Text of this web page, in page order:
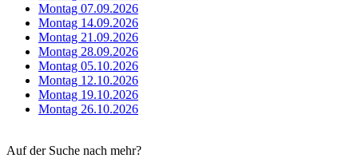
Montag 07.09.2026
Montag 14.09.2026
Montag 21.09.2026
Montag 28.09.2026
Montag 05.10.2026
Montag 12.10.2026
Montag 19.10.2026
Montag 26.10.2026
Auf der Suche nach mehr?